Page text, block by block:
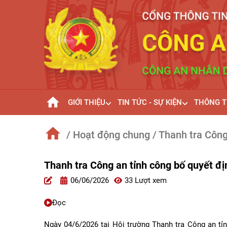
GIỚI THIỆU TIN TỨC - SỰ KIỆN THÔNG
/ Hoạt động chung / Thanh tra
Thanh tra Công an tỉnh công bố quyết
06/06/2026 33 Lượt xem
Đọc
Ngày 04/6/2026 tại Hội trường Thanh tra Công an